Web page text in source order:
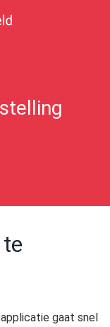
gaat snel